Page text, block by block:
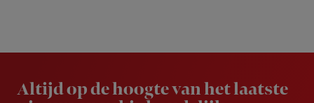
Altijd op de hoogte van het laatste